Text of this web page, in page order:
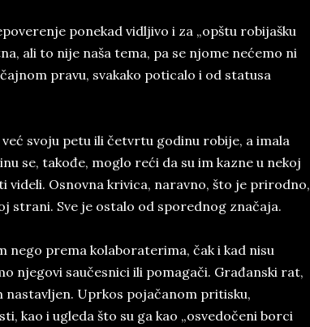
ponekad vidljivo i za „opštu robijašku
ali to nije naša tema, pa se njome nećemo ni
pravu, svakako poticalo i od statusa
već svoju petu ili četvrtu godinu robije, a imala
se, takođe, moglo reći da su im kazne u nekoj
videli. Osnovna krivica, naravno, što je prirodno,
strani. Sve je ostalo od sporednog značaja.
prema kolaboraterima, čak i kad nisu
njegovi saučesnici ili pomagači. Građanski rat,
nastavljen. Uprkos pojačanom pritisku,
kao i ugleda što su ga kao „osvedočeni borci